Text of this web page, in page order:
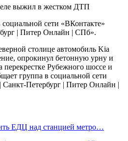
сети «ВКонтакте»
| Питер Онлайн | СПб».
столице автомобиль Kia
опрокинул бетонную урну и
перекрестке Рубежного шоссе и
группа в социальной сети
Петербург | Питер Онлайн |
ЕДЦ над станцией метро…